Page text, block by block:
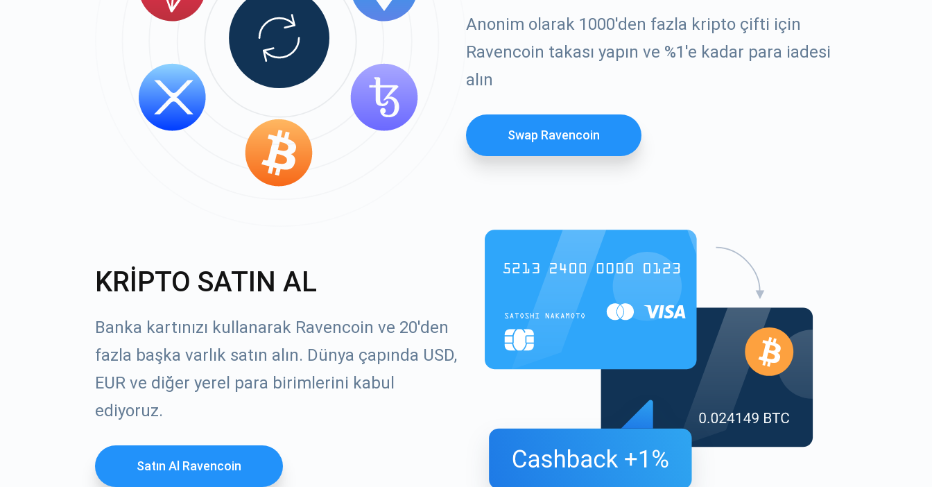
Anonim olarak 1000'den fazla kripto çifti için
Ravencoin takası yapın ve %1'e kadar para iadesi
alın
Swap Ravencoin
KRİPTO SATIN AL
Banka kartınızı kullanarak Ravencoin ve 20'den
fazla başka varlık satın alın. Dünya çapında USD,
EUR ve diğer yerel para birimlerini kabul
ediyoruz.
Satın Al Ravencoin